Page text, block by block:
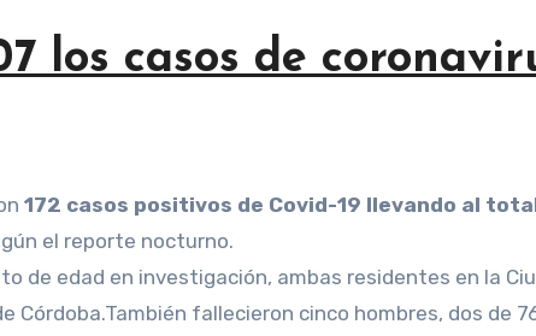
los casos de
172 casos positivos de Covid-19 llevando al
el reporte nocturno.
de edad en investigación, ambas residentes en la
fallecieron cinco hombres, dos de